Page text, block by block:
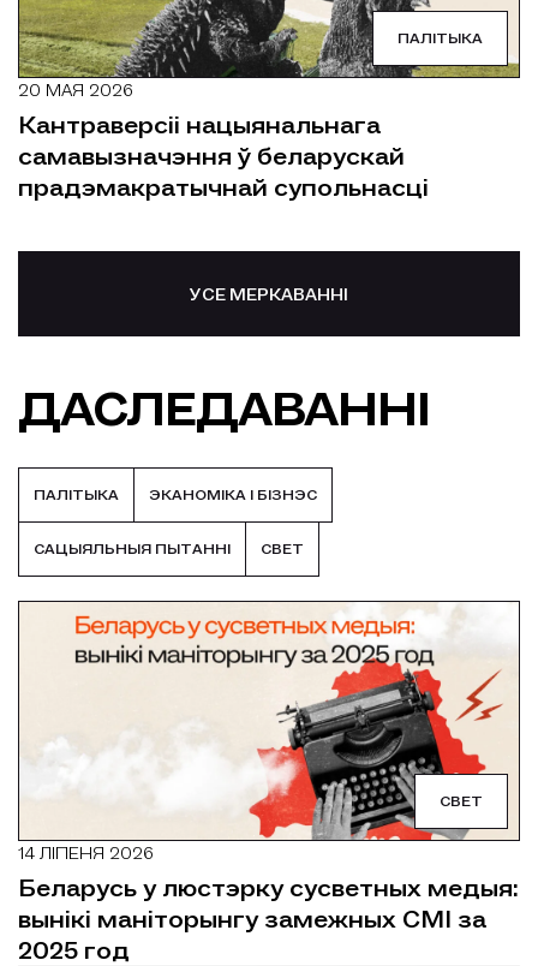
ПАЛІТЫКА
20 МАЯ 2026
Кантраверсіі нацыянальнага
самавызначэння ў беларускай
прадэмакратычнай супольнасці
УСЕ МЕРКАВАННІ
ДАСЛЕДАВАННІ
ПАЛIТЫКА ЭКАНОМІКА І БІЗНЭС
САЦЫЯЛЬНЫЯ ПЫТАННI СВЕТ
СВЕТ
14 ЛІПЕНЯ 2026
Беларусь у люстэрку сусветных медыя:
вынікі маніторынгу замежных СМІ за
2025 год